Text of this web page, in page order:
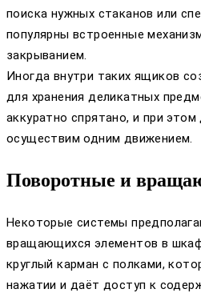
поиска нужных стаканов или
популярны встроенные
закрыванием.
Иногда внутри таких ящиков
для хранения деликатных
аккуратно спрятано, и при
осуществим одним движением.
Поворотные и
Некоторые системы
вращающихся элементов в
круглый карман с полками,
нажатии и даёт доступ к